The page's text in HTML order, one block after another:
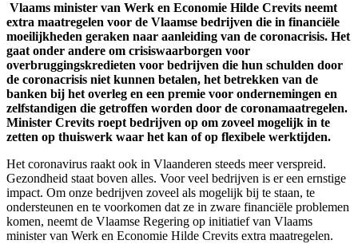
Vlaams minister van Werk en Economie Hilde Crevits neemt
extra maatregelen voor de Vlaamse bedrijven die in financiële
moeilijkheden geraken naar aanleiding van de coronacrisis. Het
gaat onder andere om crisiswaarborgen voor
overbruggingskredieten voor bedrijven die hun schulden door
de coronacrisis niet kunnen betalen, het betrekken van de
banken bij het overleg en een premie voor ondernemingen en
zelfstandigen die getroffen worden door de coronamaatregelen.
Minister Crevits roept bedrijven op om zoveel mogelijk in te
zetten op thuiswerk waar het kan of op flexibele werktijden.
Het coronavirus raakt ook in Vlaanderen steeds meer verspreid.
Gezondheid staat boven alles. Voor veel bedrijven is er een ernstige
impact. Om onze bedrijven zoveel als mogelijk bij te staan, te
ondersteunen en te voorkomen dat ze in zware financiële problemen
komen, neemt de Vlaamse Regering op initiatief van Vlaams
minister van Werk en Economie Hilde Crevits extra maatregelen.